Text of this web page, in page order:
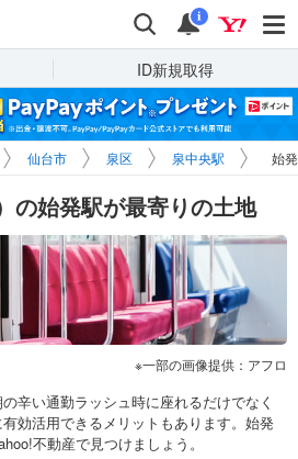
検索 通知
i
ID新規取得
仙台市 泉区 泉中央駅 始
の始発駅が最寄りの土地
一部の画像提供：アフロ
辛い通勤ラッシュ時に座れるだけでなく
効活用できるメリットもあります。始発
不動産で見つけましょう。